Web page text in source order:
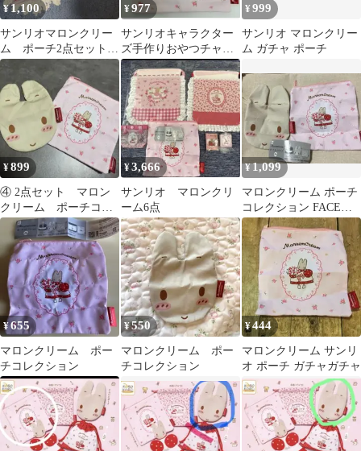
¥1,100
サンリオマロンクリー
ム ポーチ2点セット
新品未使用
¥977
サンリオキャラクター
ズ手作りおやつチャー
ム アイシングクッキ
ー&パッケージ
¥999
サンリオ マロンクリー
ム ガチャ ポーチ
¥899
④ 2点セット マロン
クリーム ポーチコレ
クション ガチャガチ
¥3,666
サンリオ マロンクリ
ーム6点
¥1,099
マロンクリーム ポーチ
コレクション FACEポ
ーチ スクエアポーチ ガ
チャ
¥655
マロンクリーム ポー
チコレクション
¥550
マロンクリーム ポー
チコレクション
¥444
マロンクリーム サンリ
オ ポーチ ガチャガチャ